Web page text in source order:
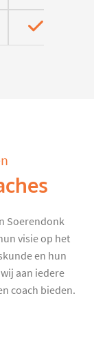
Soerendonk
visie op het
en hun
aan iedere
coach bieden.